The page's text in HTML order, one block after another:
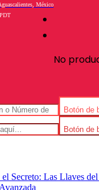
No
México
Botón de
Botón de